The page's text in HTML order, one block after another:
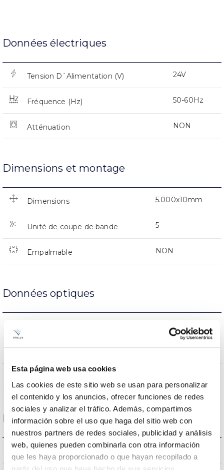
Esta página web usa cookies
Las cookies de este sitio web se usan para personalizar
el contenido y los anuncios, ofrecer funciones de redes
sociales y analizar el tráfico. Además, compartimos
información sobre el uso que haga del sitio web con
nuestros partners de redes sociales, publicidad y análisis
web, quienes pueden combinarla con otra información
que les haya proporcionado o que hayan recopilado a
Données électriques
Tension D`Alimentation (V) 24V
Fréquence (Hz) 50-60Hz
Atténuation NON
Dimensions et montage
Dimensions 5.000x10mm
Unité de coupe de bande 5
Empalmable NON
Données optiques
>80
Logement et finition
Indice d’étanchéité IP IP20